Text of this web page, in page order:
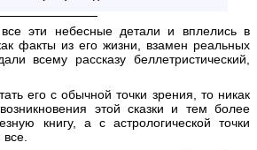
эти небесные детали и вплелись в
факты из его жизни, взамен реальных
всему рассказу беллетристический,
его с обычной точки зрения, то никак
этой сказки и тем более
книгу, а с астрологической точки